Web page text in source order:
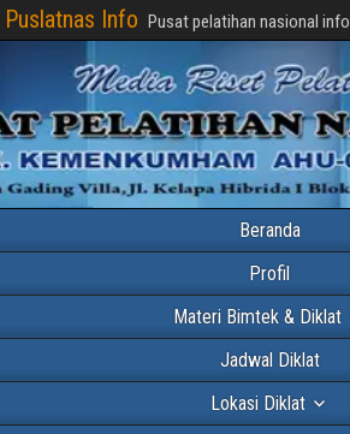
Puslatnas Info Pusat pelatihan nasional info
Beranda
Profil
Materi Bimtek & Diklat
Jadwal Diklat
Lokasi Diklat